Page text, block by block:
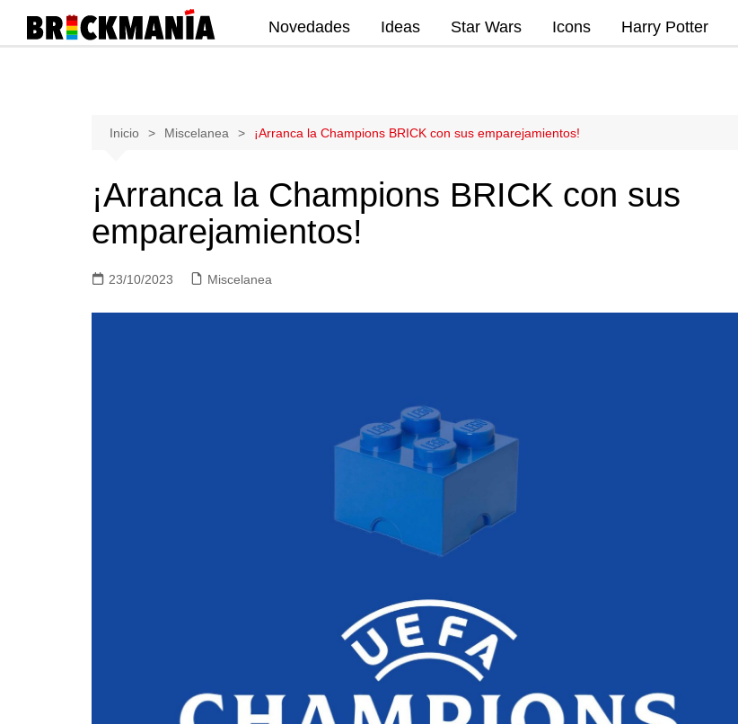
Creator.
Novedades Ideas Star Wars Icons Harry Potter
Inicio Miscelanea ¡Arranca la Champions BRICK con sus emparejamientos!
¡Arranca la Champions BRICK con sus
emparejamientos!
23/10/2023 Miscelanea